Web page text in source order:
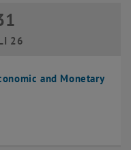
and Monetary
2026 bis 31 Juli 2026
26